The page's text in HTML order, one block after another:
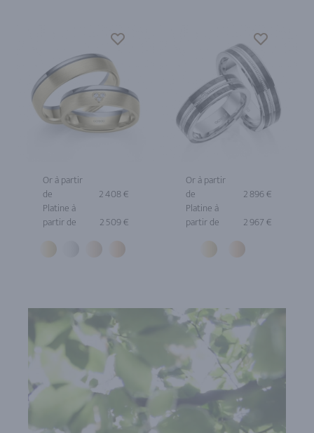
Or à partir
de
2 408 €
Platine à
partir de
2 509 €
Or à partir
de
2 896 €
Platine à
partir de
2 967 €